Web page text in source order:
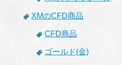
XMのCFD商品
CFD商品
ゴールド(金)